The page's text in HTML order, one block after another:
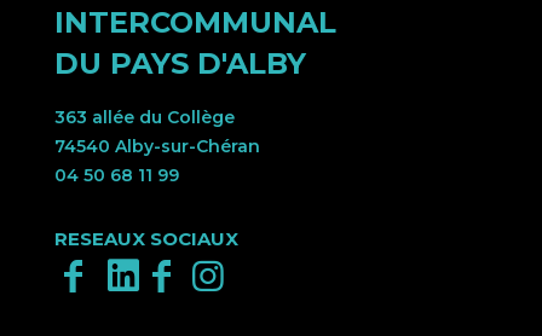
INTERCOMMUNAL
DU PAYS D'ALBY
363 allée du Collège
74540 Alby-sur-Chéran
04 50 68 11 99
RESEAUX SOCIAUX